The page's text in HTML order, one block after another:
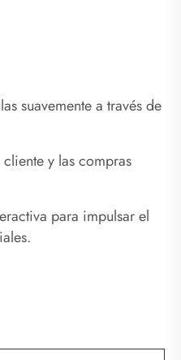
suavemente a través de
y las compras
para impulsar el